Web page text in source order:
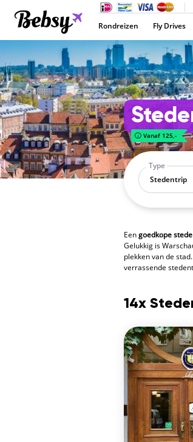
Rondreizen Fly Drives
Vanaf 125,-
Type
Stedentrip
Eengoedkope
Gelukkig is
plekken van de
verrassende
14x